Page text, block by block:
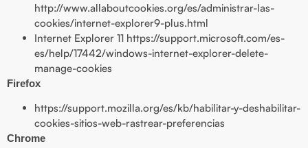
http://www.allaboutcookies.org/es/administrar-las-
cookies/internet-explorer9-plus.html
Internet Explorer 11 https://support.microsoft.com/es-
es/help/17442/windows-internet-explorer-delete-
manage-cookies
Firefox
https://support.mozilla.org/es/kb/habilitar-y-deshabilitar-
cookies-sitios-web-rastrear-preferencias
Chrome